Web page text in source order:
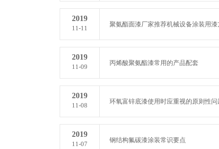
2019
11-11
聚氨酯面漆厂家推荐机械设备涂装用漆
2019
11-09
丙烯酸聚氨酯漆常用的产品配套
2019
11-08
环氧富锌底漆使用时应重视的原则性问
2019
11-07
钢结构氟碳漆涂装常识要点